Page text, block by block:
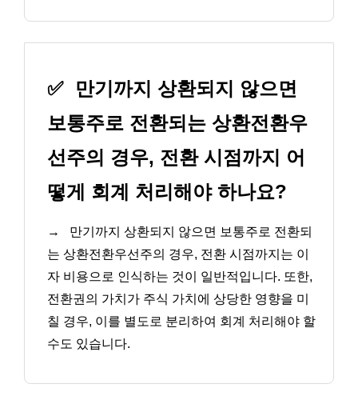
✅
만기까지 상환되지 않으면
보통주로 전환되는 상환전환우
선주의 경우, 전환 시점까지 어
떻게 회계 처리해야 하나요?
→
만기까지 상환되지 않으면 보통주로 전환되
는 상환전환우선주의 경우, 전환 시점까지는 이
자 비용으로 인식하는 것이 일반적입니다. 또한,
전환권의 가치가 주식 가치에 상당한 영향을 미
칠 경우, 이를 별도로 분리하여 회계 처리해야 할
수도 있습니다.